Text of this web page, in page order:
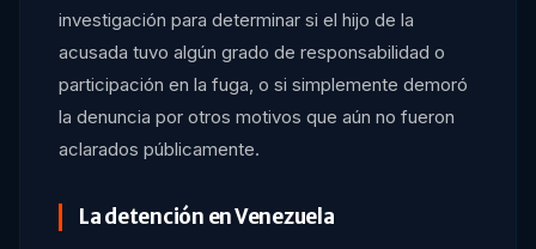
investigación para determinar si el hijo de la
acusada tuvo algún grado de responsabilidad o
participación en la fuga, o si simplemente demoró
la denuncia por otros motivos que aún no fueron
aclarados públicamente.
La detención en Venezuela